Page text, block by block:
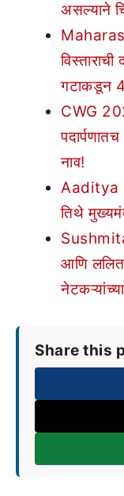
असल्याने
गटाकडून
CWG
नाव!
Aaditya
तिथे
आणि ललित
Share this